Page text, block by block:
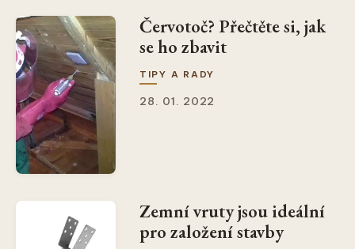
Červotoč? Přečtěte si, jak
se ho zbavit
TIPY A RADY
28. 01. 2022
Zemní vruty jsou ideální
pro založení stavby